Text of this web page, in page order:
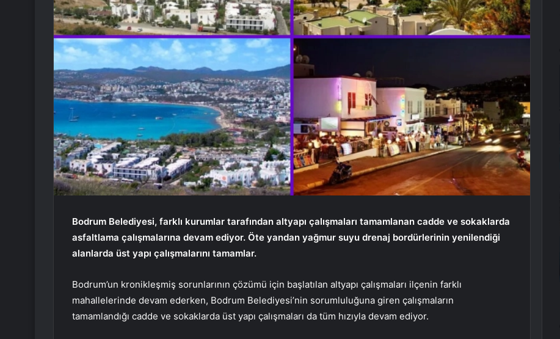
Bodrum Belediyesi, farklı kurumlar tarafından altyapı çalışmaları tamamlanan cadde ve sokaklarda
asfaltlama çalışmalarına devam ediyor. Öte yandan yağmur suyu drenaj bordürlerinin yenilendiği
alanlarda üst yapı çalışmalarını tamamlar.
Bodrum’un kronikleşmiş sorunlarının çözümü için başlatılan altyapı çalışmaları ilçenin farklı
mahallelerinde devam ederken, Bodrum Belediyesi’nin sorumluluğuna giren çalışmaların
tamamlandığı cadde ve sokaklarda üst yapı çalışmaları da tüm hızıyla devam ediyor.